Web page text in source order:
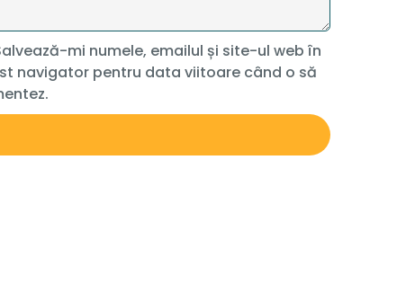
mi numele, emailul și site-ul web în
navigator pentru data viitoare când o să